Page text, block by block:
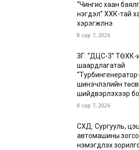
“Чингис хаан
нэгдэл” ХХК-тай
хэрэгжүүлнэ
8 сар 7, 2026
ЗГ: “ДЦС-3” ТӨХК-
шаардлагатай
шинэчлэлийн
шийдвэрлэхээр
8 сар 7, 2026
СХД: Сургууль,
автомашины
нэмэгдүүлэх